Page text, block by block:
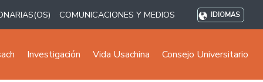
COMUNICACIONES Y MEDIOS IDIOMAS
Investigación Vida Usachina Consejo Universitario